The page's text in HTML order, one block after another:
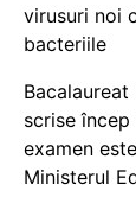
virusuri noi
bacteriile
scrise
examen
Ministerul